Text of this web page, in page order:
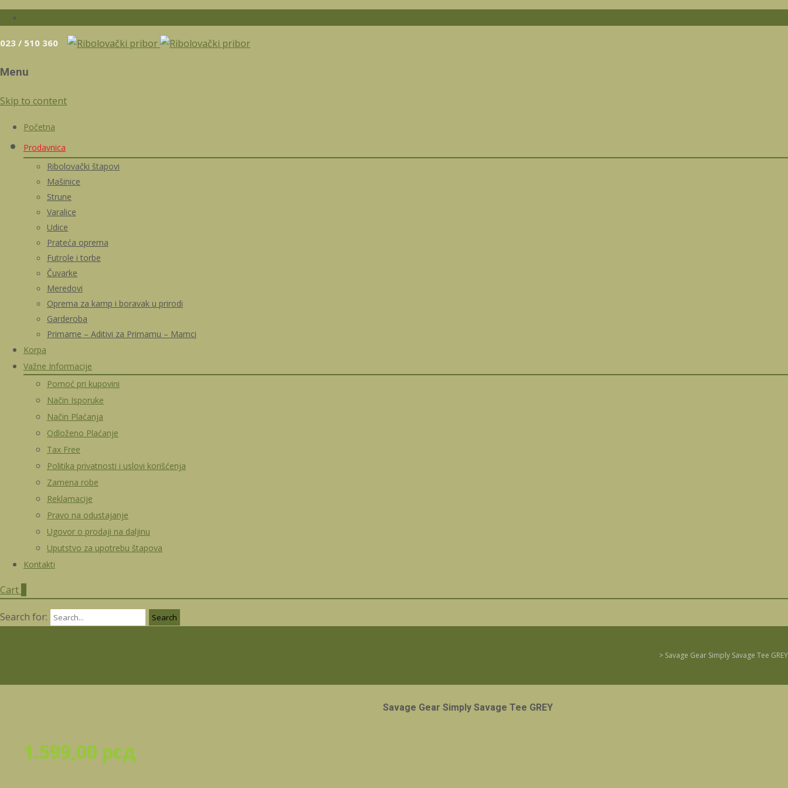
023 / 510 360
Menu
Skip to content
Početna
Prodavnica
Ribolovački štapovi
Mašinice
Strune
Varalice
Udice
Prateća oprema
Futrole i torbe
Čuvarke
Meredovi
Oprema za kamp i boravak u prirodi
Garderoba
Primame – Aditivi za Primamu – Mamci
Korpa
Važne Informacije
Pomoć pri kupovini
Način Isporuke
Način Plaćanja
Odloženo Plaćanje
Tax Free
Politika privatnosti i uslovi korišćenja
Zamena robe
Reklamacije
Pravo na odustajanje
Ugovor o prodaji na daljinu
Uputstvo za upotrebu štapova
Kontakti
Cart
Search for:
> Savage Gear Simply Savage Tee GREY
Savage Gear Simply Savage Tee GREY
1.599,00 рсд